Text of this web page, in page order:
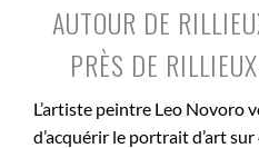
AUTOUR DE
PRÈS DE
L’artiste peintre Leo Novoro
d’acquérir le portrait d’art